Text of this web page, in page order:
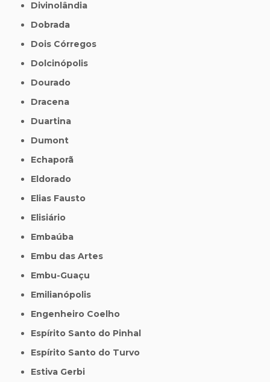
Divinolândia
Dobrada
Dois Córregos
Dolcinópolis
Dourado
Dracena
Duartina
Dumont
Echaporã
Eldorado
Elias Fausto
Elisiário
Embaúba
Embu das Artes
Embu-Guaçu
Emilianópolis
Engenheiro Coelho
Espírito Santo do Pinhal
Espírito Santo do Turvo
Estiva Gerbi